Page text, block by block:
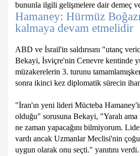
bununla ilgili gelişmelere dair demeç
Hamaney: Hürmüz
kalmaya devam etmelidir
ABD ve İsrail'in saldırısını "utanç
Bekayi, İsviçre'nin Cenevre kentinde
müzakerelerin 3. turunu
sonra ikinci kez diplomatik sürecin
"İran'ın yeni lideri Mücteba
olduğu" sorusuna Bekayi, "Yaralı ama
ne zaman yapacağını bilmiyorum.
vardı ancak Uzmanlar Meclisi'nin
uygun olarak onu seçti." yanıtını verdi.